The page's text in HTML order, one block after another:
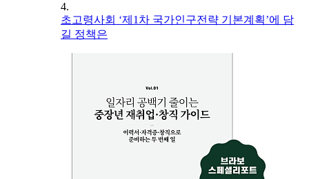
4.
초고령사회 ‘제1차 국가인구전략 기본계획’에 담
길 정책은